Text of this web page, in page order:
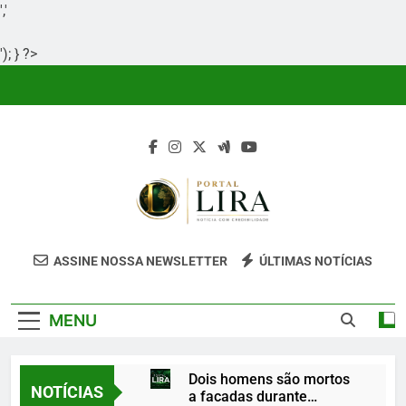
','
'); } ?>
Portal Lira
Portal Lira É Um Site Informativo
Clareza, Responsabilidade E Uma Boa
ASSINE NOSSA NEWSLETTER ÚLTIMAS NOTÍCIAS
MENU
NOTÍCIAS
Dois homens são mortos
a facadas durante